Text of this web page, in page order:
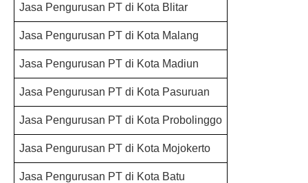
Jasa Pengurusan PT di Kota Blitar
Jasa Pengurusan PT di Kota Malang
Jasa Pengurusan PT di Kota Madiun
Jasa Pengurusan PT di Kota Pasuruan
Jasa Pengurusan PT di Kota Probolinggo
Jasa Pengurusan PT di Kota Mojokerto
Jasa Pengurusan PT di Kota Batu